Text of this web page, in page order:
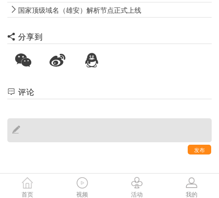
国家顶级域名（雄安）解析节点正式上线
分享到
评论
发布
首页 视频 活动 我的